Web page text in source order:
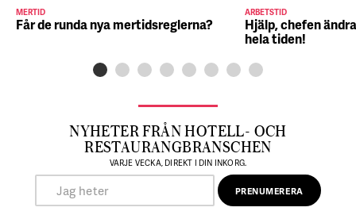
MERTID
Får de runda nya mertidsreglerna?
ARBETSTID
Hjälp, chefen
hela tiden!
NYHETER FRÅN HOTELL- OCH
RESTAURANGBRANSCHEN
VARJE VECKA, DIREKT I DIN INKORG.